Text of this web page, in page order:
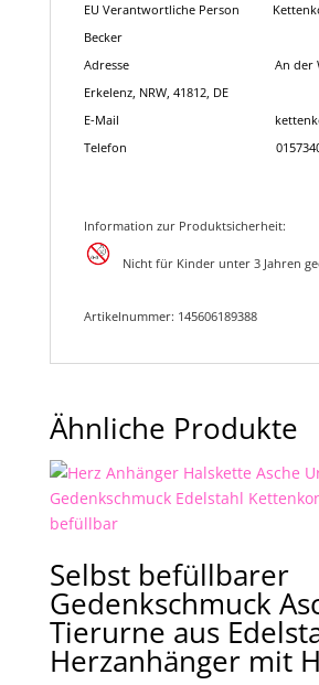
EU Verantwortliche Person
Becker
Adresse An der
Erkelenz, NRW, 41812, DE
E-Mail
Telefon
Information zur Produktsicherheit:
Nicht für Kinder unter 3 Jahren
Artikelnummer: 145606189388
Ähnliche Produkte
Selbst befüllbarer
Gedenkschmuck
Tierurne aus
Herzanhänger mit